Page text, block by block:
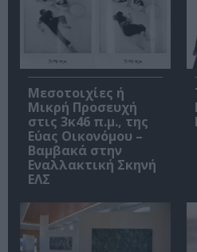
Μεσοτοιχίες ή
Μικρή Προσευχή
στις 3κ46 π.μ., της
Εύας Οικονόμου –
Βαμβακά στην
Εναλλακτική Σκηνή
ΕΛΣ